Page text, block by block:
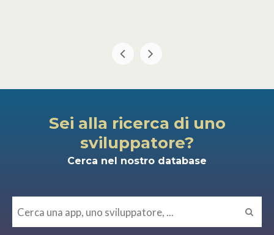
Sei alla ricerca di uno
sviluppatore?
Cerca nel nostro database